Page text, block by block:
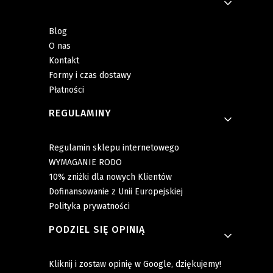
Blog
O nas
Kontakt
Formy i czas dostawy
Płatności
REGULAMINY
Regulamin sklepu internetowego
WYMAGANIE RODO
10% zniżki dla nowych Klientów
Dofinansowanie z Unii Europejskiej
Polityka prywatności
PODZIEL SIĘ OPINIĄ
Kliknij i zostaw opinię w Google, dziękujemy!